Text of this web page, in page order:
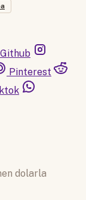
Github
Pinterest
dolarla